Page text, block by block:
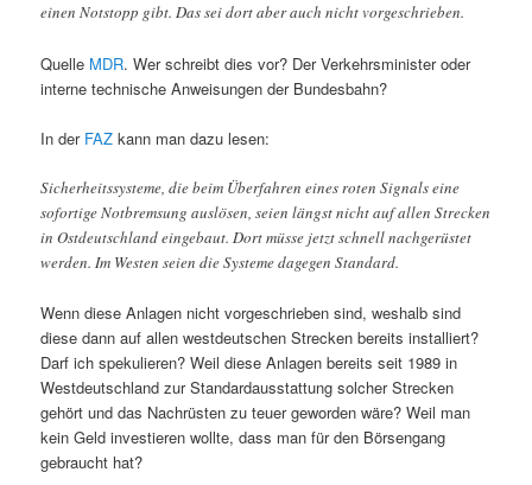
einen Notstopp gibt. Das sei dort aber auch nicht vorgeschrieben.
Quelle MDR. Wer schreibt dies vor? Der Verkehrsminister oder
interne technische Anweisungen der Bundesbahn?
In der FAZ kann man dazu lesen:
Sicherheitssysteme, die beim Überfahren eines roten Signals eine
sofortige Notbremsung auslösen, seien längst nicht auf allen Strecken
in Ostdeutschland eingebaut. Dort müsse jetzt schnell nachgerüstet
werden. Im Westen seien die Systeme dagegen Standard.
Wenn diese Anlagen nicht vorgeschrieben sind, weshalb sind
diese dann auf allen westdeutschen Strecken bereits installiert?
Darf ich spekulieren? Weil diese Anlagen bereits seit 1989 in
Westdeutschland zur Standardausstattung solcher Strecken
gehört und das Nachrüsten zu teuer geworden wäre? Weil man
kein Geld investieren wollte, dass man für den Börsengang
gebraucht hat?